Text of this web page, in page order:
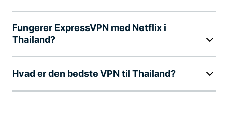
Fungerer ExpressVPN med Netflix i
Thailand?
Hvad er den bedste VPN til Thailand?